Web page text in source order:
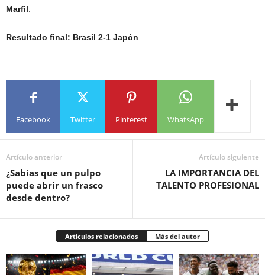
Marfil
Resultado final: Brasil 2-1 Japón
Facebook Twitter Pinterest WhatsApp
Artículo anterior
¿Sabías que un pulpo
puede abrir un frasco
desde dentro?
Artículo siguiente
LA IMPORTANCIA DEL
TALENTO PROFESIONAL
Artículos relacionados Más del autor